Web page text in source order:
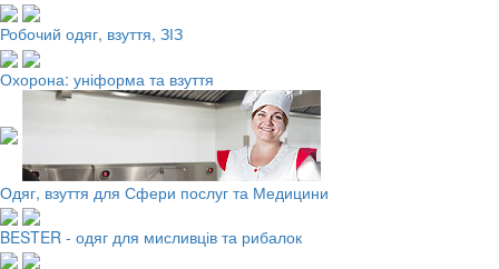
Робочий одяг, взуття, ЗІЗ
Охорона: уніформа та взуття
Одяг, взуття для Сфери послуг та Медицини
BESTER - одяг для мисливців та рибалок